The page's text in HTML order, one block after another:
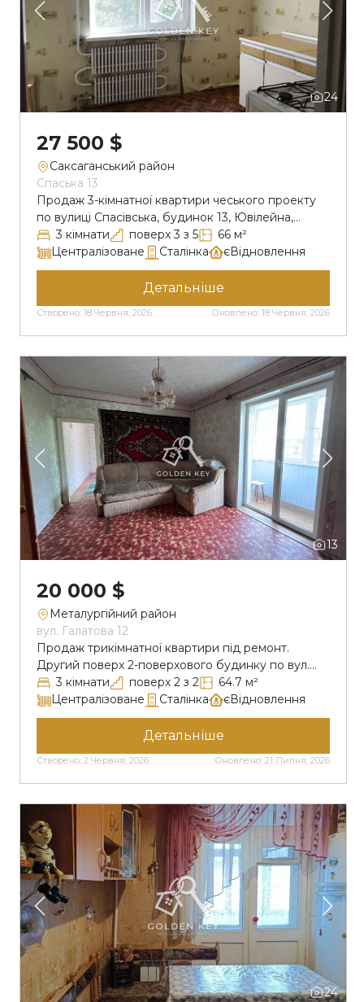
24
27 500 $
Саксаганський район
Спаська 13
Продаж 3-кімнатної квартири чеського проекту
по вулиці Спасівська, будинок 13, Ювілейна,
Саксаганський район. Квартира розташована на
комфортному третьому поверсі п’ятиповерхового
будинку. Загальна площа 66 м2, житлова 40 м2,
кухня 9 м2. Всі вікна замінені на металопластик,
балкон новий, засклений. Опалення
централізоване, стояки замінені. Квартира
двостороння, кімнати окремі, просторий хол,
велика кухня. Санвузол роздільний, замінені
труби […]
3 кімнати поверх 3 з 5
66 м²
Централізоване
Сталінка єВідновлення
Створено: 18 Червня, 2026 Оновлено: 18 Червня, 2026
Детальніше
13
20 000 $
Металургійний район
вул. Галатова 12
Продаж трикімнатної квартири під ремонт.
Другий поверх 2-поверхового будинку по вул.
Галатова 12, Металургійний р-н. Розташована в
просторому та затишному місці. Кутова,
планування суміжно – роздільне. Чудово
підходить для тих, хто хоче ремонт на свій смак.
Зручна інфраструктура: школа, дитячий садок,
супермаркет АТБ, дитячий майданчик, спортивна
зала, кав’ярня, поряд розвинута інфраструктура,
зупинка транспорту все те […]
3 кімнати поверх 2 з 2
64.7 м²
Централізоване
Сталінка єВідновлення
Створено: 2 Червня, 2026 Оновлено: 21 Липня, 2026
Детальніше
24